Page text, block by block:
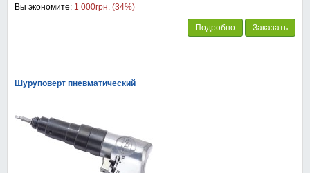
Вы экономите: 1 000грн. (34%)
Подробно Заказать
Шуруповерт пневматический